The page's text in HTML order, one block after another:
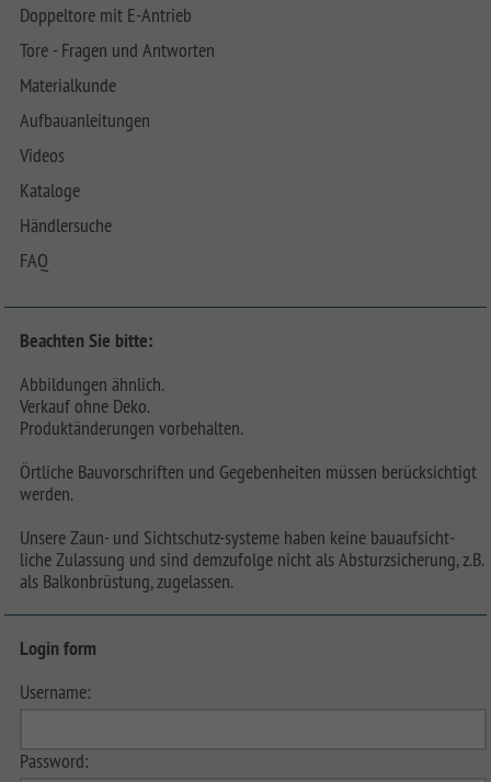
Doppeltore mit E-Antrieb
Tore - Fragen und Antworten
Materialkunde
Aufbauanleitungen
Videos
Kataloge
Händlersuche
FAQ
Beachten Sie bitte:
Abbildungen ähnlich.
Verkauf ohne Deko.
Produktänderungen vorbehalten.
Örtliche Bauvorschriften und Gegebenheiten müssen berücksichtigt
werden.
Unsere Zaun- und Sichtschutz-systeme haben keine bauaufsicht-
liche Zulassung und sind demzufolge nicht als Absturzsicherung, z.B.
als Balkonbrüstung, zugelassen.
Login form
Username:
Password: